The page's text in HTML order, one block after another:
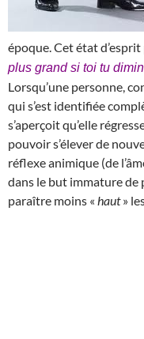
époque. Cet état
plus grand si toi tu
Lorsqu’une personne,
qui s’est identifiée
s’aperçoit qu’elle
pouvoir s’élever de
réflexe animique (de
dans le but immature de
paraître moins « haut»